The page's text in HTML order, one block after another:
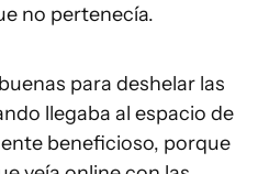
no pertenecía.
para deshelar las
llegaba al espacio de
beneficioso, porque